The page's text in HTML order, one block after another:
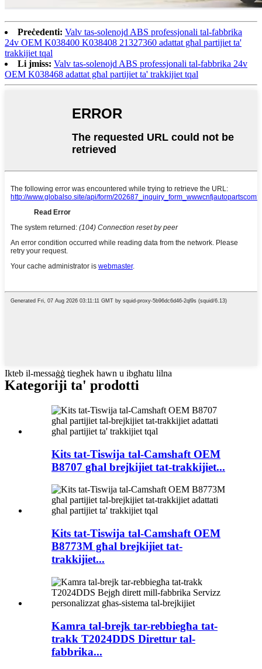
Preċedenti: Valv tas-solenojd ABS professjonali tal-fabbrika
24v OEM K038400 K038408 21327360 adattat għal partijiet ta'
trakkijiet tqal
Li jmiss: Valv tas-solenojd ABS professjonali tal-fabbrika 24v
OEM K038468 adattat għal partijiet ta' trakkijiet tqal
Ikteb il-messaġġ tiegħek hawn u ibgħatu lilna
Kategoriji ta' prodotti
Kits tat-Tiswija tal-Camshaft OEM
B8707 għal brejkijiet tat-trakkijiet...
Kits tat-Tiswija tal-Camshaft OEM
B8773M għal brejkijiet tat-
trakkijiet...
Kamra tal-brejk tar-rebbiegħa tat-
trakk T2024DDS Direttur tal-
fabbrika...